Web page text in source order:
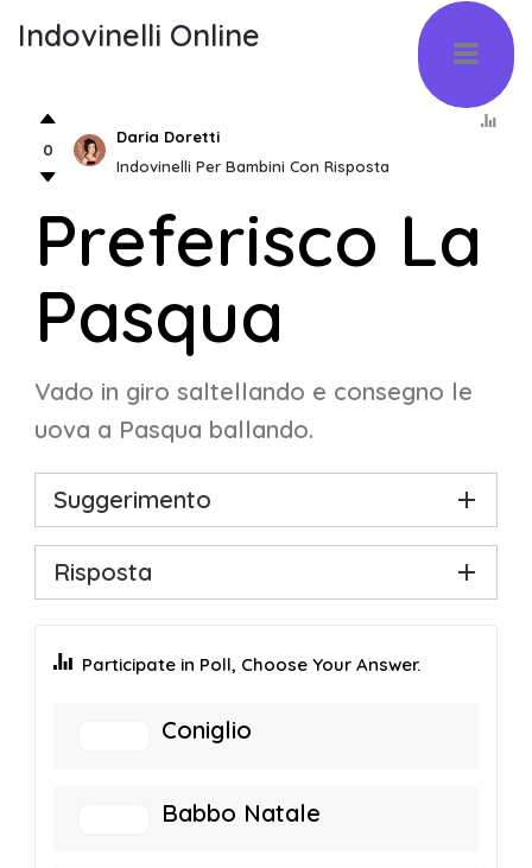
Indovinelli Online
0
Daria Doretti
Indovinelli Per Bambini Con Risposta
Preferisco La
Pasqua
Vado in giro saltellando e consegno le
uova a Pasqua ballando.
Suggerimento
Risposta
Participate in Poll, Choose Your Answer.
Coniglio
Babbo Natale